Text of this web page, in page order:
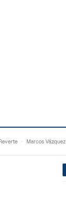
Marcos Vázquez